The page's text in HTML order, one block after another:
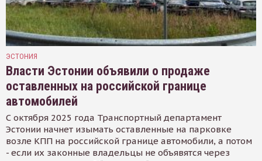
ЭСТОНИЯ
Власти Эстонии объявили о продаже
оставленных на российской границе
автомобилей
С октября 2025 года Транспортный департамент
Эстонии начнет изымать оставленные на парковке
возле КПП на российской границе автомобили, а потом
- если их законные владельцы не объявятся через